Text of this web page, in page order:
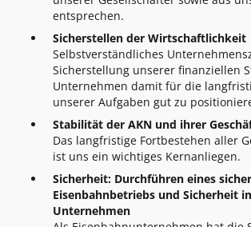
entsprechen.
Sicherstellen der Wirtschaftlichkeit
Selbstverständliches
Sicherstellung unserer finanziellen
Unternehmen damit für die
unserer Aufgaben gut zu
Stabilität der AKN und ihrer
Das langfristige Fortbestehen aller
ist uns ein wichtiges Kernanliegen.
Sicherheit: Durchführen eines
Eisenbahnbetriebs und Sicherheit
Unternehmen